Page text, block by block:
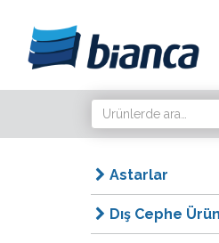
Astarlar
Dış Cephe